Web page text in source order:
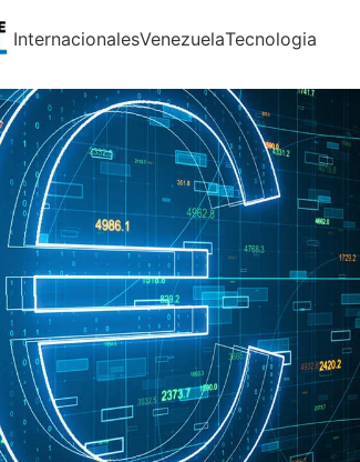
InternacionalesVenezuelaTecnologia